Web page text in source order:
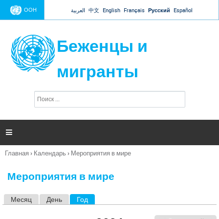
Jump to navigation
ООН العربية 中文 English Français Русский Español
Беженцы и
мигранты
п
и

Вы
Главная › Календарь › Мероприятия в мире
Мероприятия в мире
Месяц День Год